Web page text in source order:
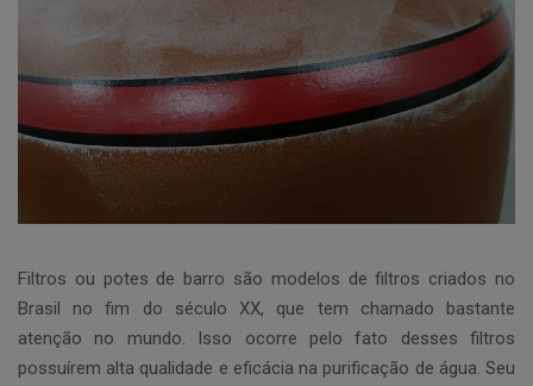
Filtros ou potes de barro são modelos de filtros criados no
Brasil no fim do século XX, que tem chamado bastante
atenção no mundo. Isso ocorre pelo fato desses filtros
possuírem alta qualidade e eficácia na purificação de água. Seu